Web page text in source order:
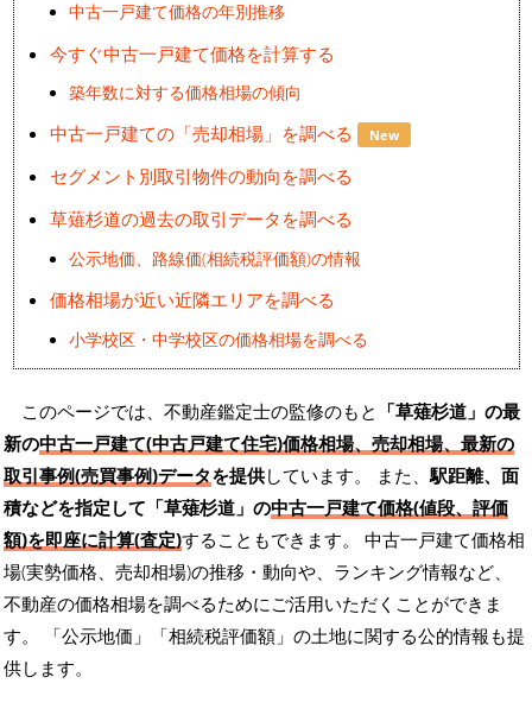
中古一戸建て価格の年別推移
今すぐ中古一戸建て価格を計算する
築年数に対する価格相場の傾向
中古一戸建ての「売却相場」を調べる New
セグメント別取引物件の動向を調べる
草薙杉道の過去の取引データを調べる
公示地価、路線価(相続税評価額)の情報
価格相場が近い近隣エリアを調べる
小学校区・中学校区の価格相場を調べる
このページでは、不動産鑑定士の監修のもと 「草薙杉道」の最
新の中古一戸建て(中古戸建て住宅)価格相場、売却相場、最新の
取引事例(売買事例)データを提供しています。 また、駅距離、面
積などを指定して「草薙杉道」の中古一戸建て価格(値段、評価
額)を即座に計算(査定)することもできます。 中古一戸建て価格相
場(実勢価格、売却相場)の推移・動向や、ランキング情報など、
不動産の価格相場を調べるためにご活用いただくことができま
す。
「公示地価」「相続税評価額」の土地に関する公的情報も提
供します。